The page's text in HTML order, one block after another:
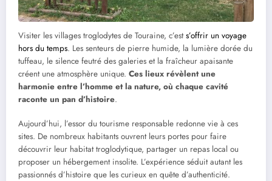
Visiter les villages troglodytes de Touraine, c’ests’offrir un voyage
hors du temps. Les senteurs de pierre humide, la lumière dorée du
tuffeau, le silence feutré des galeries et la fraîcheur apaisante
créent une atmosphère unique. Ces lieux révèlent une
harmonie entre l’homme et la nature, où chaque cavité
raconte un pan d’histoire.
Aujourd’hui, l’essor du tourisme responsable redonne vie à ces
sites. De nombreux habitants ouvrent leurs portes pour faire
découvrir leur habitat troglodytique, partager un repas local ou
proposer un hébergement insolite. L’expérience séduit autant les
passionnés d’histoire que les curieux en quête d’authenticité.